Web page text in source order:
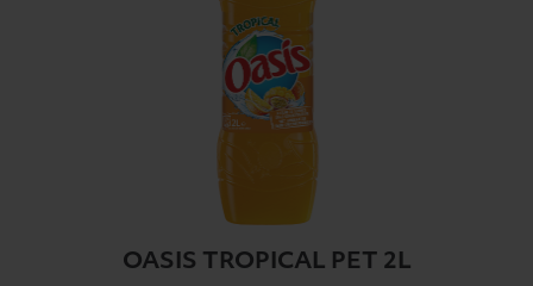
OASIS TROPICAL PET 2L